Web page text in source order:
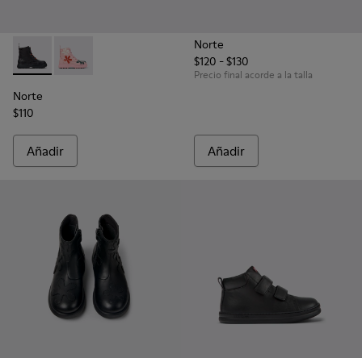
Norte - K900150-021 - Botines de piel negros para niños.
Norte - K900150-020
Norte
$110
Añadir
Norte
$120 - $130
Precio final acorde a la talla
Añadir